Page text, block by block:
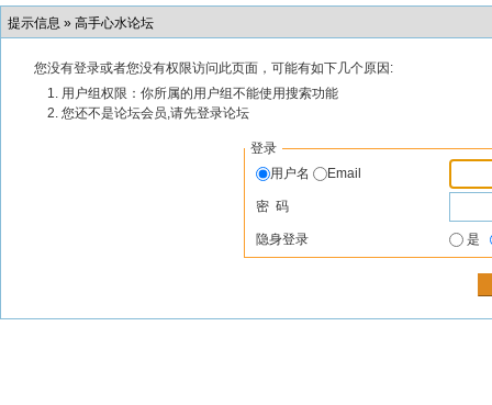
提示信息 » 高手心水论坛
您没有登录或者您没有权限访问此页面，可能有如下几个原因:
用户组权限：你所属的用户组不能使用搜索功能
您还不是论坛会员,请先登录论坛
登录
用户名
Email
密 码
隐身登录 是